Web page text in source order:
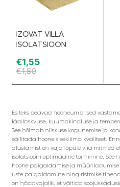
IZOVAT VILLA
ISOLATSIOON
€1,55
€1,80
Esiteks peavad hooneümbrised
läbilaskvuse, kuumakindluse ja
See hõlmab niiskuse kogunemise ja
säilitada hoone sisekliima kvaliteet.
alustamist on vaja lõpule viia mitmed
isolatsiooni optimaalne toimimine. See
hoone paigaldamise ja
uste paigaldamine ning ristmike
on hädavajalik, et vältida